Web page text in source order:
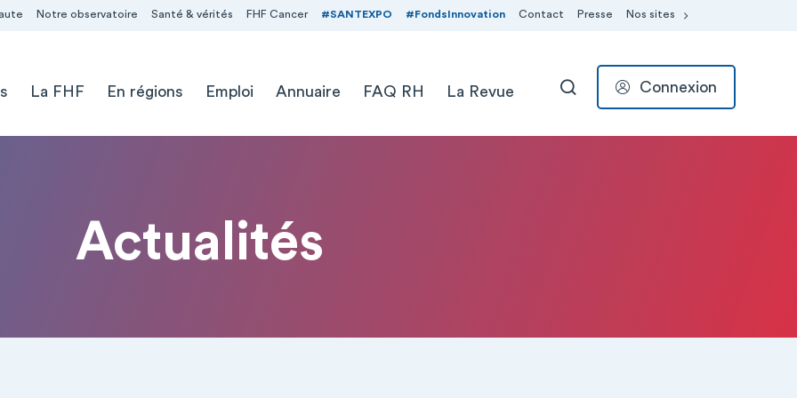
Notre observatoire Santé & vérités FHF Cancer #SANTEXPO #FondsInnovation Contact Presse Nos sites
La FHF En régions Emploi Annuaire FAQ RH La Revue RECHERCHER
Connexion
Actualités